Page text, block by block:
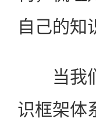
自己的知
当我们
识框架体